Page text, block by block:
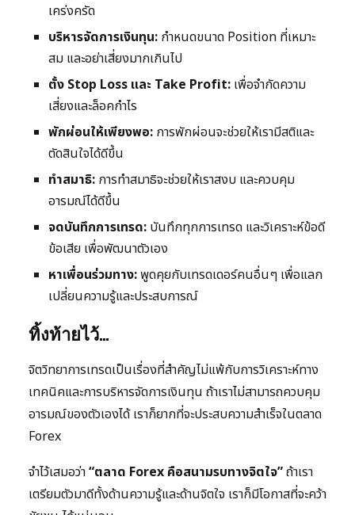
เคร่งครัด
บริหารจัดการเงินทุน: กำหนดขนาด Position ที่เหมาะ
สม และอย่าเสี่ยงมากเกินไป
ตั้ง Stop Loss และ Take Profit: เพื่อจำกัดความ
เสี่ยงและล็อคกำไร
พักผ่อนให้เพียงพอ: การพักผ่อนจะช่วยให้เรามีสติและ
ตัดสินใจได้ดีขึ้น
ทำสมาธิ: การทำสมาธิจะช่วยให้เราสงบ และควบคุม
อารมณ์ได้ดีขึ้น
จดบันทึกการเทรด: บันทึกทุกการเทรด และวิเคราะห์ข้อดี
ข้อเสีย เพื่อพัฒนาตัวเอง
หาเพื่อนร่วมทาง:พูดคุยกับเทรดเดอร์คนอื่นๆ เพื่อแลก
เปลี่ยนความรู้และประสบการณ์
ทิ้งท้ายไว้…
จิตวิทยาการเทรดเป็นเรื่องที่สำคัญไม่แพ้กับการวิเคราะห์ทาง
เทคนิคและการบริหารจัดการเงินทุน ถ้าเราไม่สามารถควบคุม
อารมณ์ของตัวเองได้ เราก็ยากที่จะประสบความสำเร็จในตลาด
Forex
จำไว้เสมอว่า“ตลาด Forex คือสนามรบทางจิตใจ”ถ้าเรา
เตรียมตัวมาดีทั้งด้านความรู้และด้านจิตใจ เราก็มีโอกาสที่จะคว้า